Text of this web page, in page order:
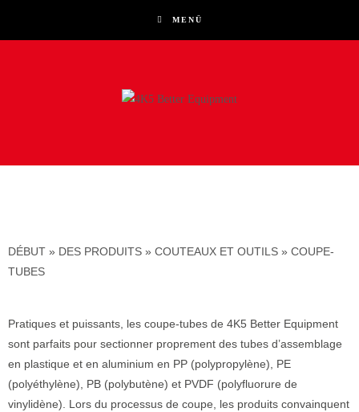
MENÜ
DÉBUT » DES PRODUITS » COUTEAUX ET OUTILS » COUPE-
TUBES
Pratiques et puissants, les coupe-tubes de 4K5 Better Equipment
sont parfaits pour sectionner proprement des tubes d’assemblage
en plastique et en aluminium en PP (polypropylène), PE
(polyéthylène), PB (polybutène) et PVDF (polyfluorure de
vinylidène). Lors du processus de coupe, les produits convainquent